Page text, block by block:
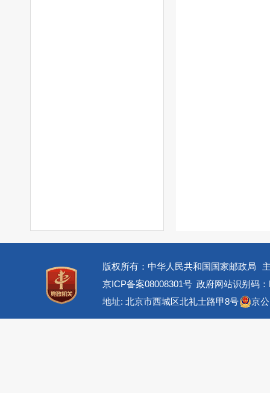
版权所有：中华人民共和国国家邮政局
京ICP备案08008301号 政府网站识别码
地址: 北京市西城区北礼士路甲8号
京